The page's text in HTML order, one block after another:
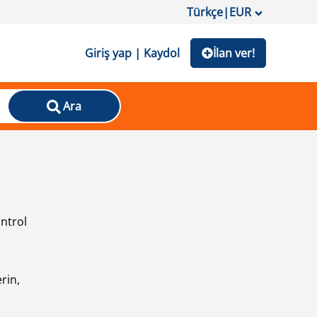
Türkçe|EUR
Giriş yap | Kaydol İlan ver!
Ara